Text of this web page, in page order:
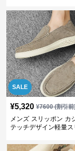
SALE
¥5,320 ¥7600(割引
メンズ スリッポン カ
テッチデザイン軽量ス